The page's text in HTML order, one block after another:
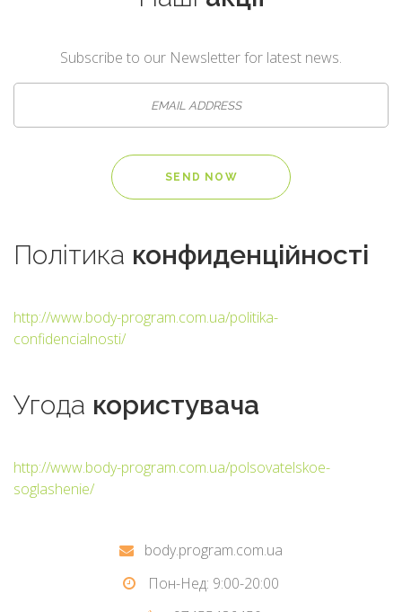
Subscribe to our Newsletter for latest news.
Політика конфиденційності
http://www.body-program.com.ua/politika-
confidencialnosti/
Угода користувача
http://www.body-program.com.ua/polsovatelskoe-
soglashenie/
body.program.com.ua
Пон-Нед: 9:00-20:00